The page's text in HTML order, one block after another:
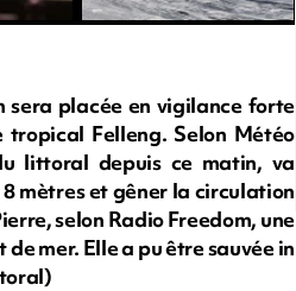
sera placée en vigilance forte
tropical Felleng. Selon Météo
littoral depuis ce matin, va
mètres et gêner la circulation
selon Radio Freedom, une
mer. Elle a pu être sauvée in